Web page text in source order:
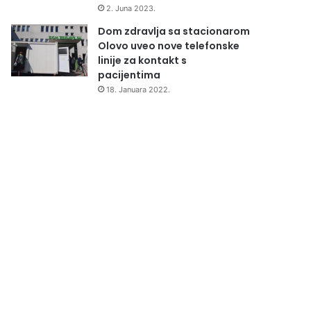
2. Juna 2023.
Dom zdravlja sa stacionarom
Olovo uveo nove telefonske
linije za kontakt s
pacijentima
18. Januara 2022.